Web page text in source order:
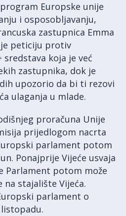
Europske unije
i osposobljavanju,
zastupnica Emma
je peticiju protiv
sredstava koja je već
zastupnika, dok je
upozorio da bi ti rezovi
ulaganja u mlade.
proračuna Unije
prijedlogom nacrta
parlament potom
Ponajprije Vijeće usvaja
Parlament potom može
stajalište Vijeća.
parlament o